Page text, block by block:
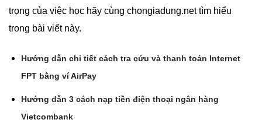
trọng của việc học hãy cùng chongiadung.net tìm hiểu
trong bài viết này.
Hướng dẫn chi tiết cách tra cứu và thanh toán Internet
FPT bằng ví AirPay
Hướng dẫn 3 cách nạp tiền điện thoại ngân hàng
Vietcombank